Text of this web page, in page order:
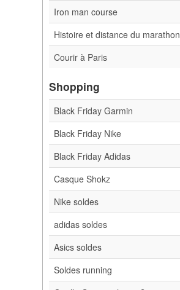
Iron man course
Histoire et distance du marathon
Courir à Paris
Shopping
Black Friday Garmin
Black Friday Nike
Black Friday Adidas
Casque Shokz
Nike soldes
adidas soldes
Asics soldes
Soldes running